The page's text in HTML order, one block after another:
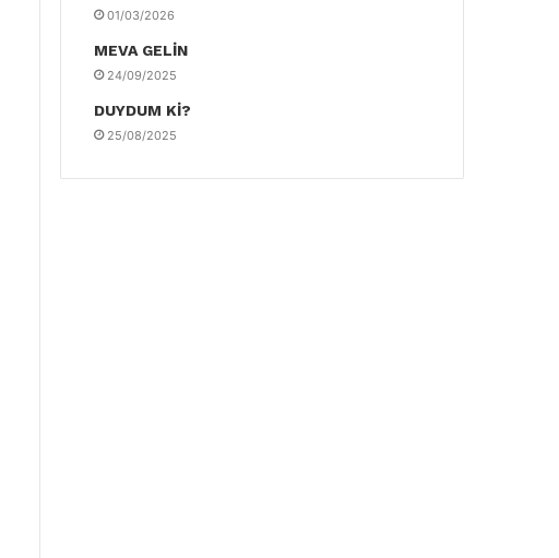
01/03/2026
MEVA GELİN
24/09/2025
DUYDUM Kİ?
25/08/2025